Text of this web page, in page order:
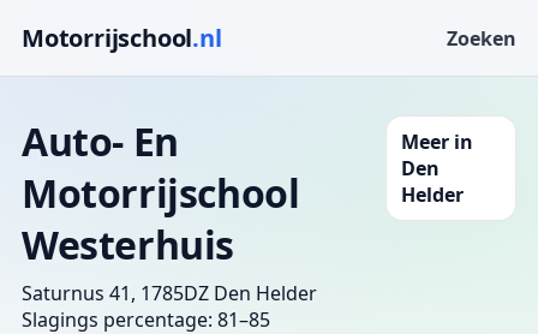
Motorrijschool.nl Zoeken
Auto- En
Motorrijschool
Westerhuis
Saturnus 41, 1785DZ Den Helder
Slagings percentage: 81–85
Meer in
Den
Helder